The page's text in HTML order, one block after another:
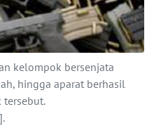
kelompok bersenjata
hingga aparat berhasil